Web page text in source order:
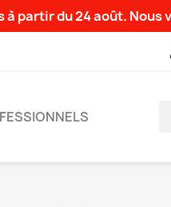
partir du 24 août. Nous